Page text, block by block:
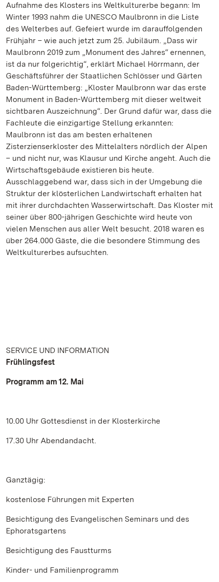
Aufnahme des Klosters ins Weltkulturerbe begann: Im
Winter 1993 nahm die UNESCO Maulbronn in die Liste
des Welterbes auf. Gefeiert wurde im darauffolgenden
Frühjahr – wie auch jetzt zum 25. Jubiläum. „Dass wir
Maulbronn 2019 zum „Monument des Jahres“ ernennen,
ist da nur folgerichtig“, erklärt Michael Hörrmann, der
Geschäftsführer der Staatlichen Schlösser und Gärten
Baden-Württemberg: „Kloster Maulbronn war das erste
Monument in Baden-Württemberg mit dieser weltweit
sichtbaren Auszeichnung“. Der Grund dafür war, dass die
Fachleute die einzigartige Stellung erkannten:
Maulbronn ist das am besten erhaltenen
Zisterzienserkloster des Mittelalters nördlich der Alpen
– und nicht nur, was Klausur und Kirche angeht. Auch die
Wirtschaftsgebäude existieren bis heute.
Ausschlaggebend war, dass sich in der Umgebung die
Struktur der klösterlichen Landwirtschaft erhalten hat
mit ihrer durchdachten Wasserwirtschaft. Das Kloster mit
seiner über 800-jährigen Geschichte wird heute von
vielen Menschen aus aller Welt besucht. 2018 waren es
über 264.000 Gäste, die die besondere Stimmung des
Weltkulturerbes aufsuchten.
SERVICE UND INFORMATION
Frühlingsfest
Programm am 12. Mai
10.00 Uhr Gottesdienst in der Klosterkirche
17.30 Uhr Abendandacht.
Ganztägig:
kostenlose Führungen mit Experten
Besichtigung des Evangelischen Seminars und des
Ephoratsgartens
Besichtigung des Faustturms
Kinder- und Familienprogramm